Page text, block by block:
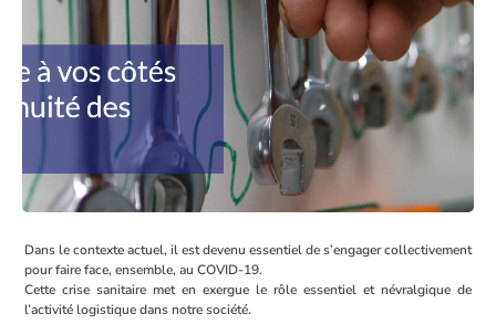
Dans le contexte actuel, il est devenu essentiel de s’engager collectivement
pour faire face, ensemble, au COVID-19.
Cette crise sanitaire met en exergue le rôle essentiel et névralgique de
l’activité logistique dans notre société.